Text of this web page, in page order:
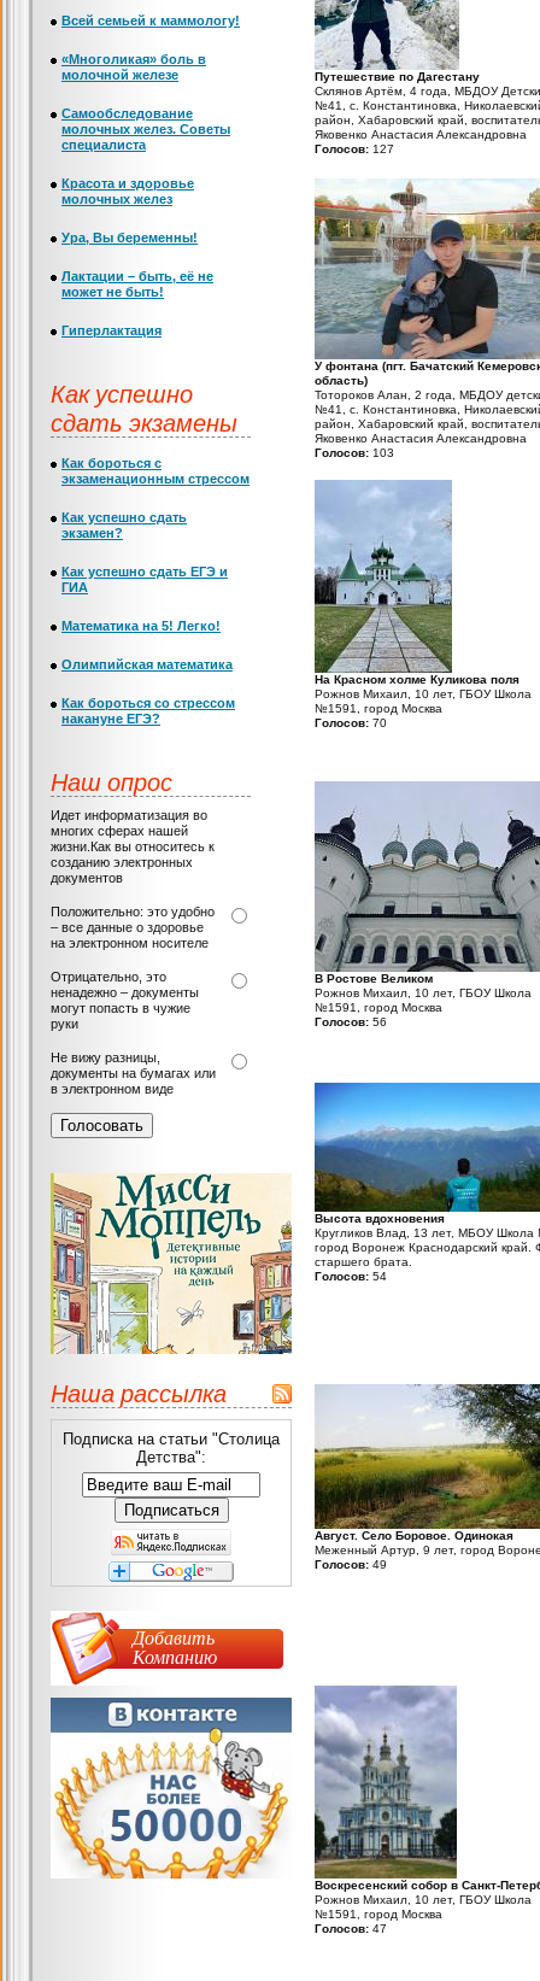
Путешествие по Дагестану
Склянов Артём, 4 года, МБДОУ
№41, с. Константиновка,
район, Хабаровский край,
Яковенко Анастасия Александровна
Голосов: 127
У фонтана (пгт. Бачатский
область)
Тотороков Алан, 2 года, МБДОУ
№41, с. Константиновка,
район, Хабаровский край,
Яковенко Анастасия Александровна
Голосов: 103
На Красном холме Куликова поля
Рожнов Михаил, 10 лет, ГБОУ Школа
№1591, город Москва
Голосов: 70
В Ростове Великом
Рожнов Михаил, 10 лет, ГБОУ Школа
№1591, город Москва
Голосов: 56
Высота вдохновения
Кругликов Влад, 13 лет, МБОУ
город Воронеж Краснодарский край.
старшего брата.
Голосов: 54
Август. Село Боровое. Одинокая
Меженный Артур, 9 лет, город
Голосов: 49
Воскресенский собор в Санкт-
Рожнов Михаил, 10 лет, ГБОУ Школа
№1591, город Москва
Голосов: 47
Всей семьей к маммологу!
«Многоликая» боль в
молочной железе
Самообследование
молочных желез. Советы
специалиста
Красота и здоровье
молочных желез
Ура, Вы беременны!
Лактации – быть, её не
может не быть!
Гиперлактация
Как успешно
сдать экзамены
Как бороться с
экзаменационным стрессом
Как успешно сдать
экзамен?
Как успешно сдать ЕГЭ и
ГИА
Математика на 5! Легко!
Олимпийская математика
Как бороться со стрессом
накануне ЕГЭ?
Наш опрос
Идет информатизация во
многих сферах нашей
жизни.Как вы относитесь к
созданию электронных
документов
Положительно: это удобно
– все данные о здоровье
на электронном носителе
Отрицательно, это
ненадежно – документы
могут попасть в чужие
руки
Не вижу разницы,
документы на бумагах или
в электронном виде
Наша рассылка
Подписка на статьи "Столица
Детства":
Добавить
Компанию